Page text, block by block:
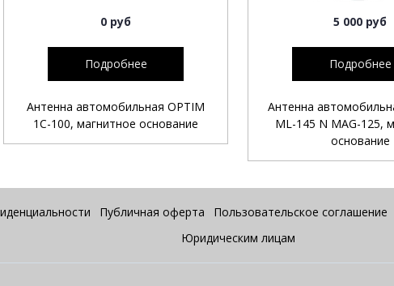
0 руб
Подробнее
Антенна автомобильная OPTIM
1С-100, магнитное основание
5 000 руб
Подробнее
Антенна
ML-145 N MAG-125,
основание
Публичная оферта Пользовательское соглашение
Юридическим лицам